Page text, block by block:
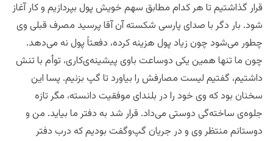
قرار گذاشتیم تا هر کدام مطابق سهم خویش پول بپردازیم و کار آغاز
شود. بار دگر با صدای پارسی شکسته آن آقا پرسید مصرف قبلی وی
چطور می‌شود چون زیاد پول هزینه کرده، دفعتاً پول نه می‌دهد.
چون ما تنها همین یکی دو‌ساعت باوی پیشینه‌ی‌کاری، توأم با تنش
داشتیم، گفتیم لیست مصارفش را بیاورد تا گپ بزنیم. پسا این
سخنان بود که وی خود را در بلندای موفقیت دانسته، مگر تازه
جلوه‌ی ساخته‌‌گی دوستی می‌داد. قرار شد به دفتر ما بیاید. من و
دوستانم منتظر وی و در جریان گپ‌و‌گفت بودیم که درب دفتر